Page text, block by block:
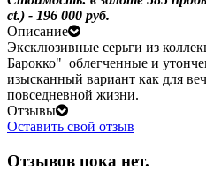
ct.) - 196 000 руб.
Описание
Эксклюзивные серьги из
Барокко" облегченные и
изысканный вариант как для
повседневной жизни.
Отзывы
Оставить свой отзыв
Отзывов пока нет.